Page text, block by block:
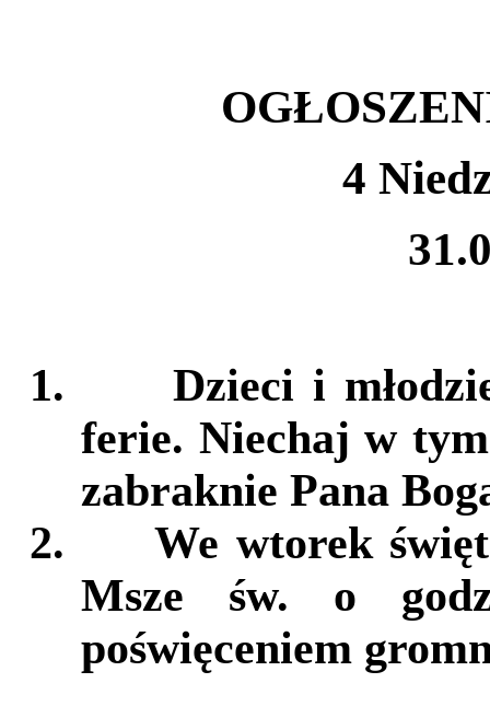
4
1.
Dzieci i
ferie. Niechaj w
zabraknie Pana
2.
We wtorek
Msze św. o
poświęceniem